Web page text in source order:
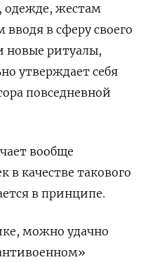
одежде, жестам
в сферу своего
новые ритуалы,
утверждает себя
повседневной
вообще
в качестве такового
в принципе.
можно удачно